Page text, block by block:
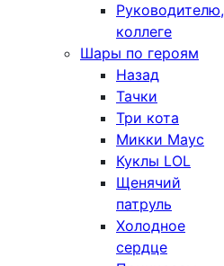
Руководителю,
коллеге
Шары по героям
Назад
Тачки
Три кота
Микки Маус
Куклы LOL
Щенячий
патруль
Холодное
сердце